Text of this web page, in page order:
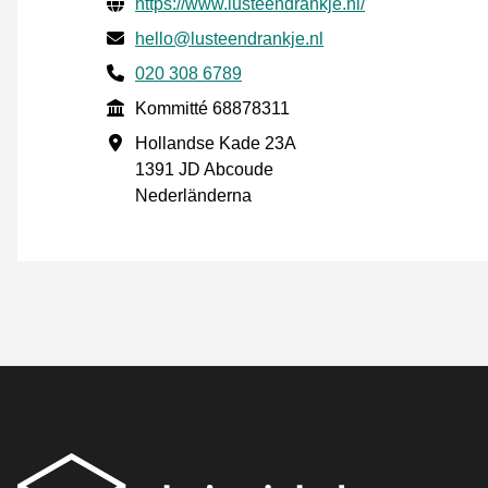
https://www.lusteendrankje.nl/
E-post
hello@lusteendrankje.nl
Phone number
020 308 6789
Kommitté
Kommitté 68878311
Företagsadress
Hollandse Kade 23A
1391 JD Abcoude
Nederländerna